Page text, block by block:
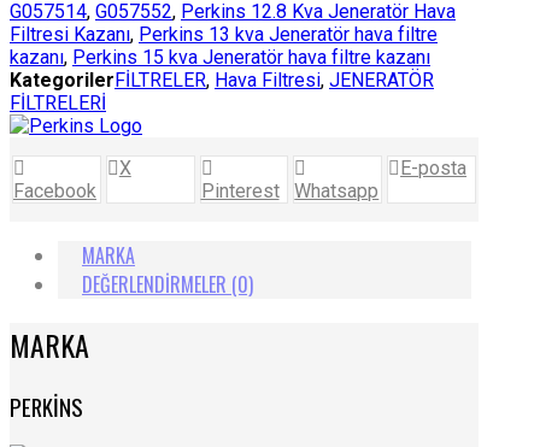
G057514, G057552, Perkins 12.8 Kva Jeneratör Hava
Filtresi Kazanı, Perkins 13 kva Jeneratör hava filtre
kazanı, Perkins 15 kva Jeneratör hava filtre kazanı
KategorilerFİLTRELER, Hava Filtresi, JENERATÖR
FİLTRELERİ
Facebook
X
Pinterest
Whatsapp
E-posta
MARKA
DEĞERLENDIRMELER (0)
MARKA
PERKİNS